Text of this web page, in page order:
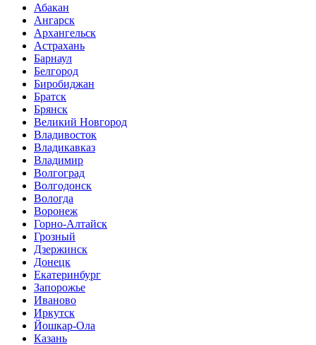
Абакан
Ангарск
Архангельск
Астрахань
Барнаул
Белгород
Биробиджан
Братск
Брянск
Великий Новгород
Владивосток
Владикавказ
Владимир
Волгоград
Волгодонск
Вологда
Воронеж
Горно-Алтайск
Грозный
Дзержинск
Донецк
Екатеринбург
Запорожье
Иваново
Иркутск
Йошкар-Ола
Казань